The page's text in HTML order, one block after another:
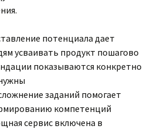
потенциала дает
усваивать продукт пошагово
показываются конкретно
заданий помогает
компетенций
сервис включена в